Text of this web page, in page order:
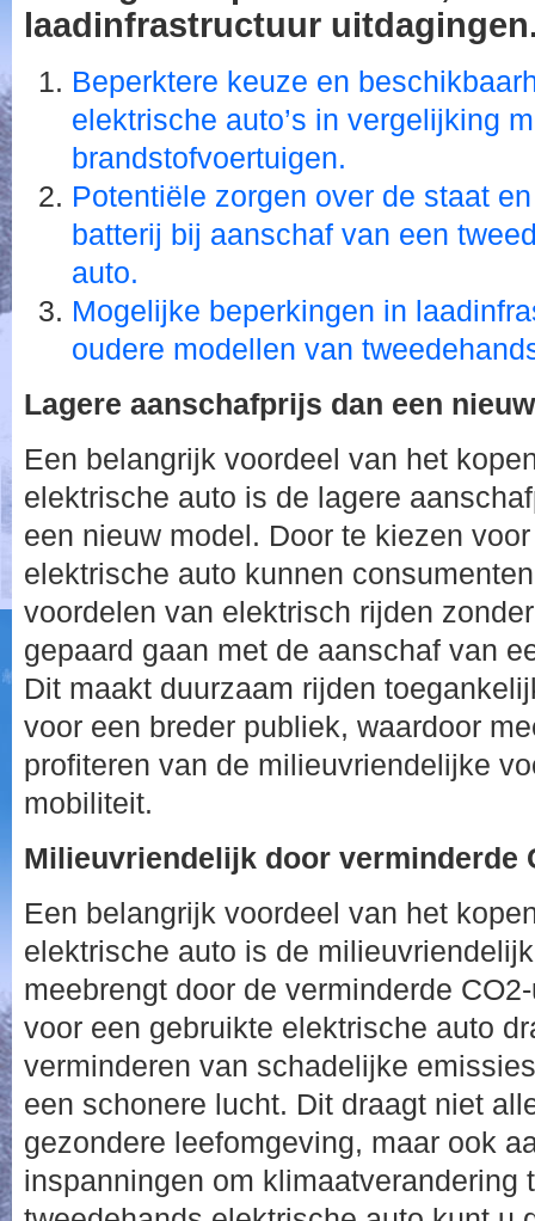
laadinfrastructuur
Beperktere keuze en
elektrische auto’s in vergelijking
brandstofvoertuigen.
Potentiële zorgen over de staat
batterij bij aanschaf van een
auto.
Mogelijke beperkingen in
oudere modellen van
Lagere aanschafprijs dan een
Een belangrijk voordeel van het
elektrische auto is de lagere
een nieuw model. Door te kiezen
elektrische auto kunnen
voordelen van elektrisch rijden
gepaard gaan met de aanschaf van
Dit maakt duurzaam rijden
voor een breder publiek, waardoor
profiteren van de milieuvriendelijke
mobiliteit.
Milieuvriendelijk door verminderde
Een belangrijk voordeel van het
elektrische auto is de
meebrengt door de verminderde
voor een gebruikte elektrische auto
verminderen van schadelijke
een schonere lucht. Dit draagt niet
gezondere leefomgeving, maar ook
inspanningen om klimaatverandering